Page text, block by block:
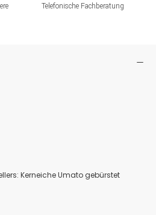
Telefonische Fachberatung
Kerneiche Umato gebürstet